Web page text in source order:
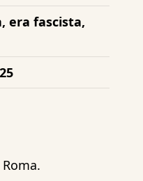
era fascista,